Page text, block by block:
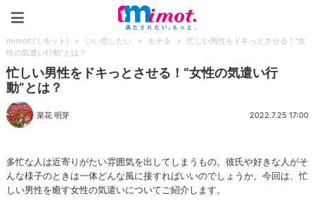
mimot.(ミモット) > いい恋したい > モテる >
忙しい男性をドキっとさせる！“女
性の気遣い行動”とは？
忙しい男性をドキっとさせる！“女性の気遣い行
動”とは？
菜花 明芽 2022.7.25 17:00
多忙な人は近寄りがたい雰囲気を出してしまうもの。彼氏や好きな人がそ
んな様子のときは一体どんな風に接すればいいのでしょうか。今回は、忙
しい男性を癒す女性の気遣いについてご紹介します。